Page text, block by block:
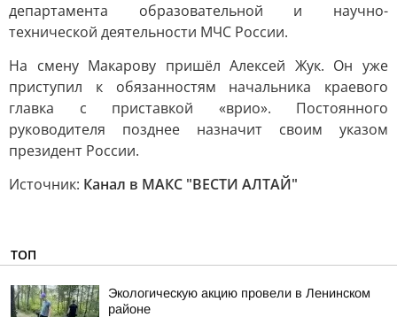
департамента образовательной и научно-
технической деятельности МЧС России.
На смену Макарову пришёл Алексей Жук. Он уже
приступил к обязанностям начальника краевого
главка с приставкой «врио». Постоянного
руководителя позднее назначит своим указом
президент России.
Источник: Канал в МАКС "ВЕСТИ АЛТАЙ"
ТОП
Экологическую акцию провели в Ленинском
районе